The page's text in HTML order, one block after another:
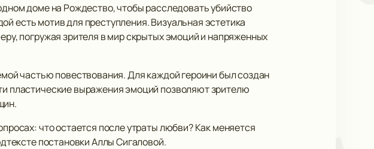
доме на Рождество, чтобы расследовать убийство
есть мотив для преступления. Визуальная эстетика
погружая зрителя в мир скрытых эмоций и напряженных
частью повествования. Для каждой героини был создан
пластические выражения эмоций позволяют зрителю
что остается после утраты любви? Как меняется
постановки Аллы Сигаловой.